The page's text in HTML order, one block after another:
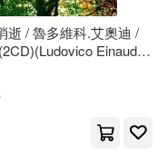
逝 / 魯多維科.艾奧迪 /
Einaudi :
Lapse (2CD /